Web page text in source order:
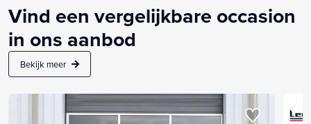
Vind een vergelijkbare occasion
in ons aanbod
Bekijk meer